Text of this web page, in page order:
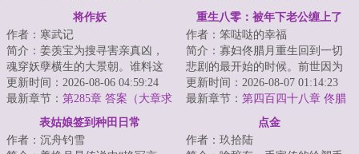
将作妖
作者：寒武记
简介：姜羡宝为搜寻害亲真凶，
魂穿妖孽横生的大景朝。谁料这
里破案，不看证据，只靠卦师！
这不巧了嘛？！...
更新时间：2026-08-06 04:59:24
最新章节： 第285章 答案（大章求
重生八零：被年下老公缠上了
作者：笨哒哒的幸福
简介：寡妇佟腊月重生回到一切
悲剧的最开始的时候。前世因为
改嫁宋大龙，踏上了一条不归
路。重生归来的第...
更新时间：2026-08-07 01:14:23
最新章节： 第四百四十八章 佟腊
月改变了我的一生
表姑娘签到种田日常
作者：沉舟钓雪
点金
作者：玖拾陆